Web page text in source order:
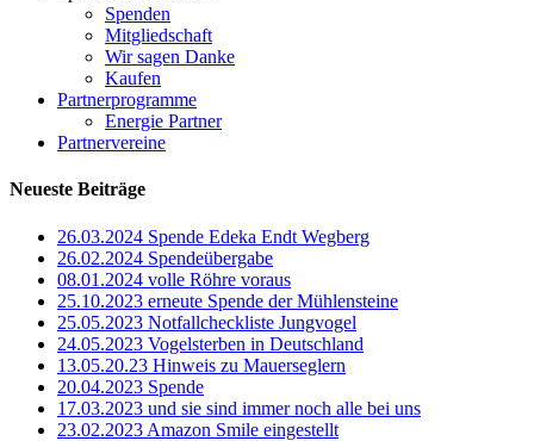
Spenden
Mitgliedschaft
Wir sagen Danke
Kaufen
Partnerprogramme
Energie Partner
Partnervereine
Neueste Beiträge
26.03.2024 Spende Edeka Endt Wegberg
26.02.2024 Spendeübergabe
08.01.2024 volle Röhre voraus
25.10.2023 erneute Spende der Mühlensteine
25.05.2023 Notfallcheckliste Jungvogel
24.05.2023 Vogelsterben in Deutschland
13.05.20.23 Hinweis zu Mauerseglern
20.04.2023 Spende
17.03.2023 und sie sind immer noch alle bei uns
23.02.2023 Amazon Smile eingestellt